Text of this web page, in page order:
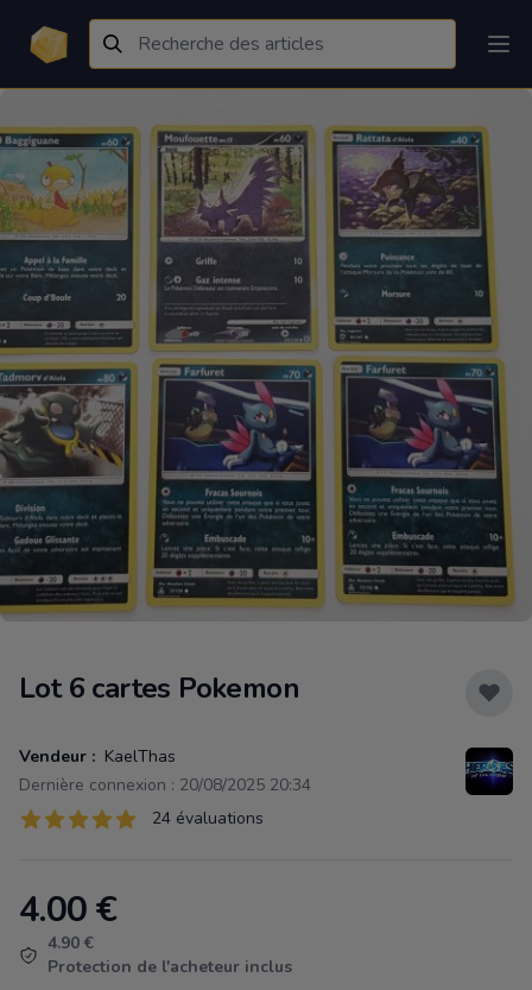
Lot 6 cartes Pokemon
Vendeur : KaelThas
Dernière connexion : 20/08/2025 20:34
Évaluations
24 sur 5 étoiles 24 évaluations
Product information
4.00€
4.90 €
Protection de l'acheteur inclus